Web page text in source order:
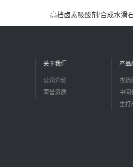
高档卤素吸酸剂/合成水滑
关于我们
公司介绍
荣誉资质
产品
农药
中间
主打